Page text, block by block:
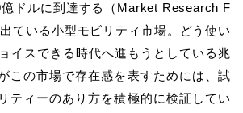
ドルに到達する（Market Research F
ている小型モビリティ市場。どう使い
イスできる時代へ進もうとしている兆
この市場で存在感を表すためには、試
ティーのあり方を積極的に検証してい